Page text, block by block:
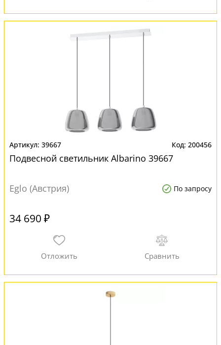
39667 200456
Подвесной светильник Albarino 39667
Eglo (Австрия) По запросу
34 690 ₽